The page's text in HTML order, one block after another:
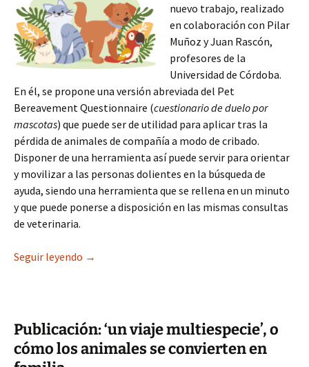
nuevo trabajo, realizado
en colaboración con Pilar
Muñoz y Juan Rascón,
profesores de la
Universidad de Córdoba.
En él, se propone una versión abreviada del Pet
Bereavement Questionnaire (cuestionario de duelo por
mascotas) que puede ser de utilidad para aplicar tras la
pérdida de animales de compañía a modo de cribado.
Disponer de una herramienta así puede servir para orientar
y movilizar a las personas dolientes en la búsqueda de
ayuda, siendo una herramienta que se rellena en un minuto
y que puede ponerse a disposición en las mismas consultas
de veterinaria.
Seguir leyendo Publicaciones y cursos en interacción
→
Publicación: ‘un viaje multiespecie’, o
cómo los animales se convierten en